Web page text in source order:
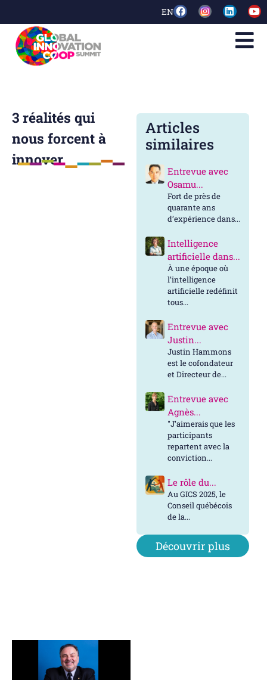
EN
3 réalités qui
nous forcent à
innover
Articles
similaires
Entrevue avec
Osamu...
Fort de près de
quarante ans
d’expérience dans...
Intelligence
artificielle dans...
À une époque où
l’intelligence
artificielle redéfinit
tous...
Entrevue avec
Justin...
Justin Hammons
est le cofondateur
et Directeur de...
Entrevue avec
Agnès...
"J’aimerais que les
participants
repartent avec la
conviction...
Le rôle du...
Au GICS 2025, le
Conseil québécois
de la...
Découvrir plus